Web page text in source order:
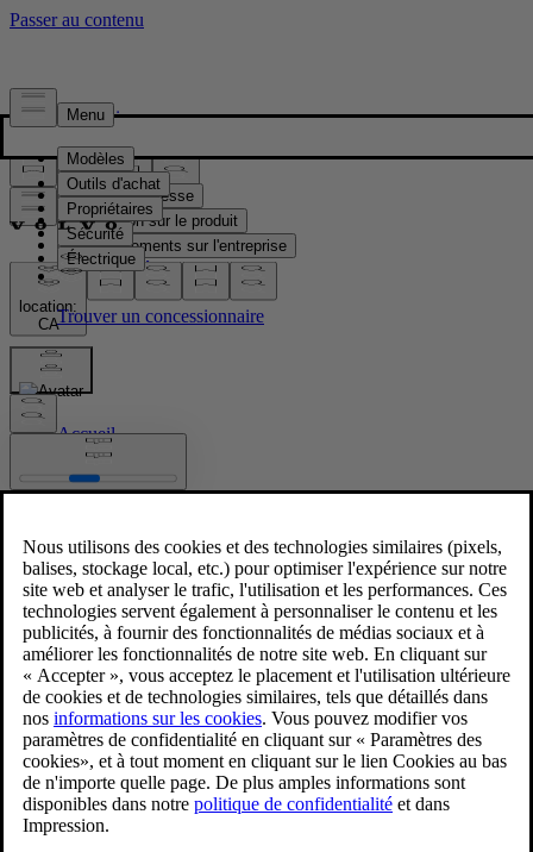
Presse & Médias
Matériel de presse
Information sur le produit
Renseignements sur l'entreprise
Contacts médias
location:
CA
Images
Accueil
Images
EX30 exterior-location-front
9/30/2025
Favoris
Partager
Télécharger
EX30 exterior-location-front